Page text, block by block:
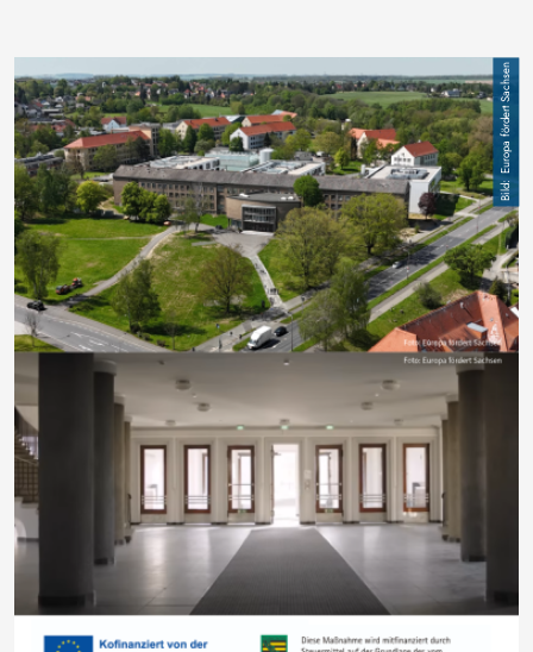
Bild Europa fördert Sachsen